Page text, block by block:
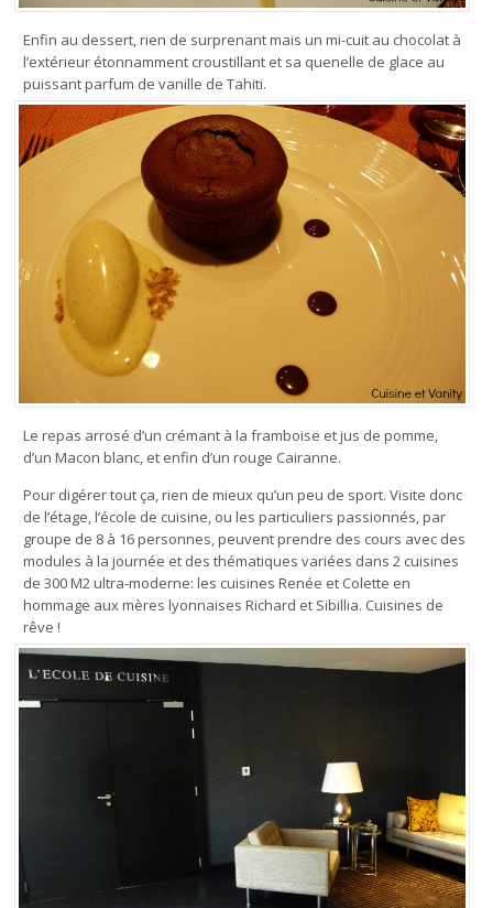
Enfin au dessert, rien de surprenant mais un mi-cuit au chocolat à
l’extérieur étonnamment croustillant et sa quenelle de glace au
puissant parfum de vanille de Tahiti.
Le repas arrosé d’un crémant à la framboise et jus de pomme,
d’un Macon blanc, et enfin d’un rouge Cairanne.
Pour digérer tout ça, rien de mieux qu’un peu de sport. Visite donc
de l’étage, l’école de cuisine, ou les particuliers passionnés, par
groupe de 8 à 16 personnes, peuvent prendre des cours avec des
modules à la journée et des thématiques variées dans 2 cuisines
de 300 M2 ultra-moderne: les cuisines Renée et Colette en
hommage aux mères lyonnaises Richard et Sibillia. Cuisines de
rêve !